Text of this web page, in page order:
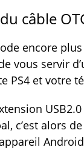
câble
encore
vous servir
PS4 et votre
c’est alors
appareil